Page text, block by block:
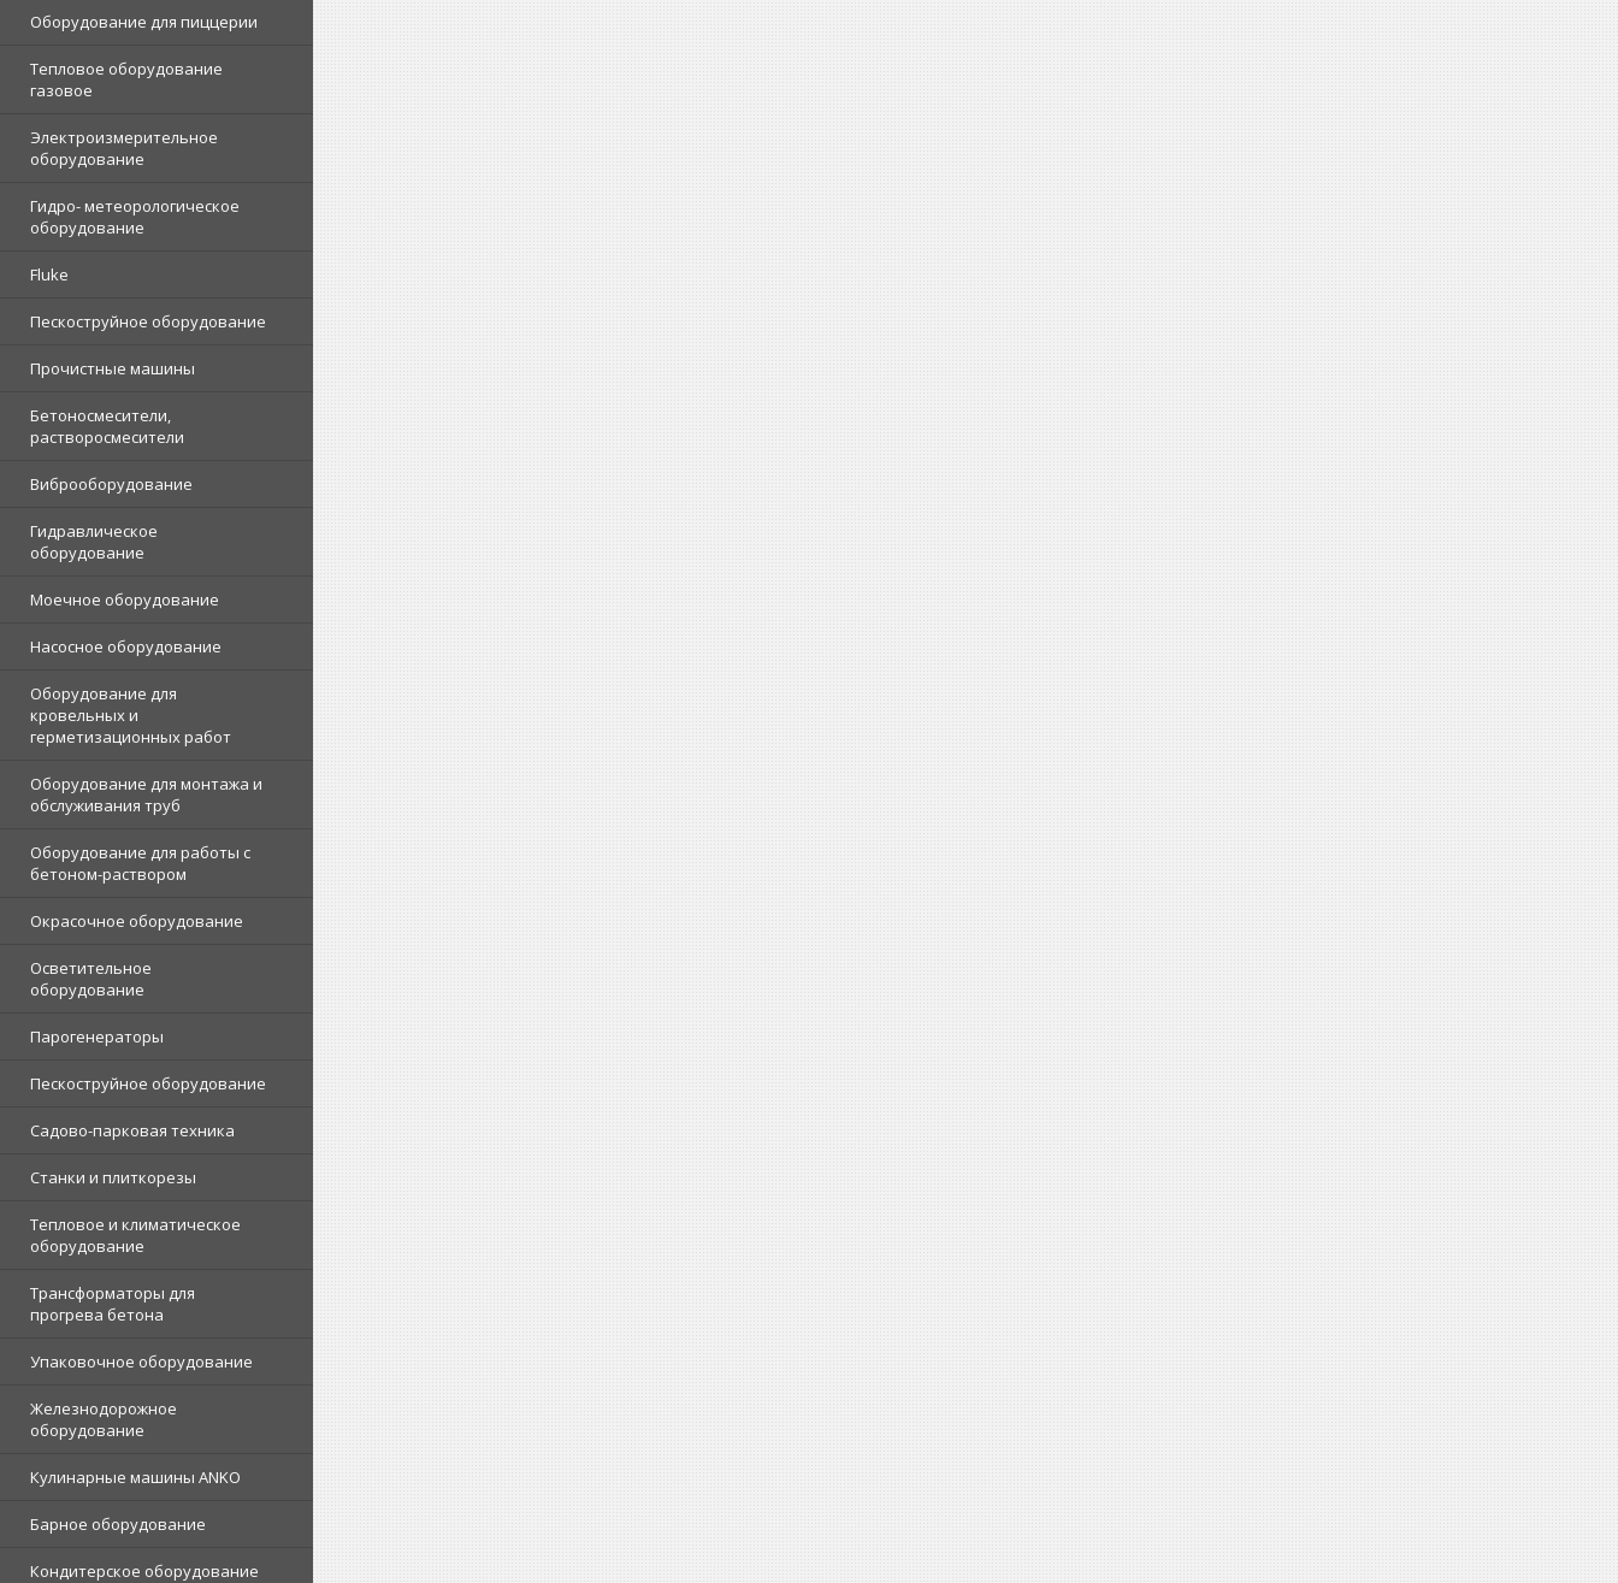
Оборудование для пиццерии
Тепловое оборудование
газовое
Электроизмерительное
оборудование
Гидро- метеорологическое
оборудование
Fluke
Пескоструйное оборудование
Прочистные машины
Бетоносмесители,
растворосмесители
Виброоборудование
Гидравлическое
оборудование
Моечное оборудование
Насосное оборудование
Оборудование для
кровельных и
герметизационных работ
Оборудование для монтажа и
обслуживания труб
Оборудование для работы с
бетоном-раствором
Окрасочное оборудование
Осветительное
оборудование
Парогенераторы
Пескоструйное оборудование
Садово-парковая техника
Станки и плиткорезы
Тепловое и климатическое
оборудование
Трансформаторы для
прогрева бетона
Упаковочное оборудование
Железнодорожное
оборудование
Кулинарные машины ANKO
Барное оборудование
Кондитерское оборудование